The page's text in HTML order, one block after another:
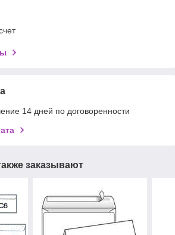
14 дней по договоренности
заказывают